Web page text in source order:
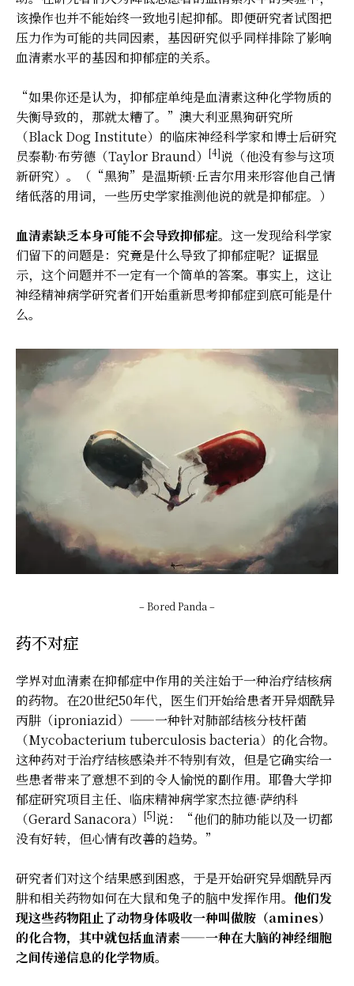
该操作也并不能始终一致地引起抑郁。即便研究者试图把
压力作为可能的共同因素，基因研究似乎同样排除了影响
血清素水平的基因和抑郁症的关系。
“如果你还是认为，抑郁症单纯是血清素这种化学物质的
失衡导致的，那就太糟了。”澳大利亚黑狗研究所
（Black Dog Institute）的临床神经科学家和博士后研究
员泰勒·布劳德（Taylor Braund） [4]说（他没有参与这项
新研究）。（“黑狗”是温斯顿·丘吉尔用来形容他自己情
绪低落的用词，一些历史学家推测他说的就是抑郁症。）
血清素缺乏本身可能不会导致抑郁症。 这一发现给科学家
们留下的问题是：究竟是什么导致了抑郁症呢？证据显
示，这个问题并不一定有一个简单的答案。事实上，这让
神经精神病学研究者们开始重新思考抑郁症到底可能是什
么。
– Bored Panda –
药不对症
学界对血清素在抑郁症中作用的关注始于一种治疗结核病
的药物。在20世纪50年代，医生们开始给患者开异烟酰异
丙肼（iproniazid）——一种针对肺部结核分枝杆菌
（Mycobacterium tuberculosis bacteria）的化合物。
这种药对于治疗结核感染并不特别有效，但是它确实给一
些患者带来了意想不到的令人愉悦的副作用。耶鲁大学抑
郁症研究项目主任、临床精神病学家杰拉德·萨纳科
（Gerard Sanacora） [5]说：“他们的肺功能以及一切都
没有好转，但心情有改善的趋势。”
研究者们对这个结果感到困惑，于是开始研究异烟酰异丙
肼和相关药物如何在大鼠和兔子的脑中发挥作用。 他们发
现这些药物阻止了动物身体吸收一种叫做胺（amines）
的化合物，其中就包括血清素——一种在大脑的神经细胞
之间传递信息的化学物质。